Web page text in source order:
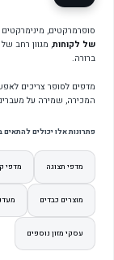
סופרמרקטים, מינימרקטים
של לקוחות, מגוון רחב
ברורה.
מדפים לסופר צריכים
המכירה, שמירה על
פתרונות אלו יכולים להתאים
מדפי תצוגה מדפי
מוצרים כבדים
עסקי מזון נוספים